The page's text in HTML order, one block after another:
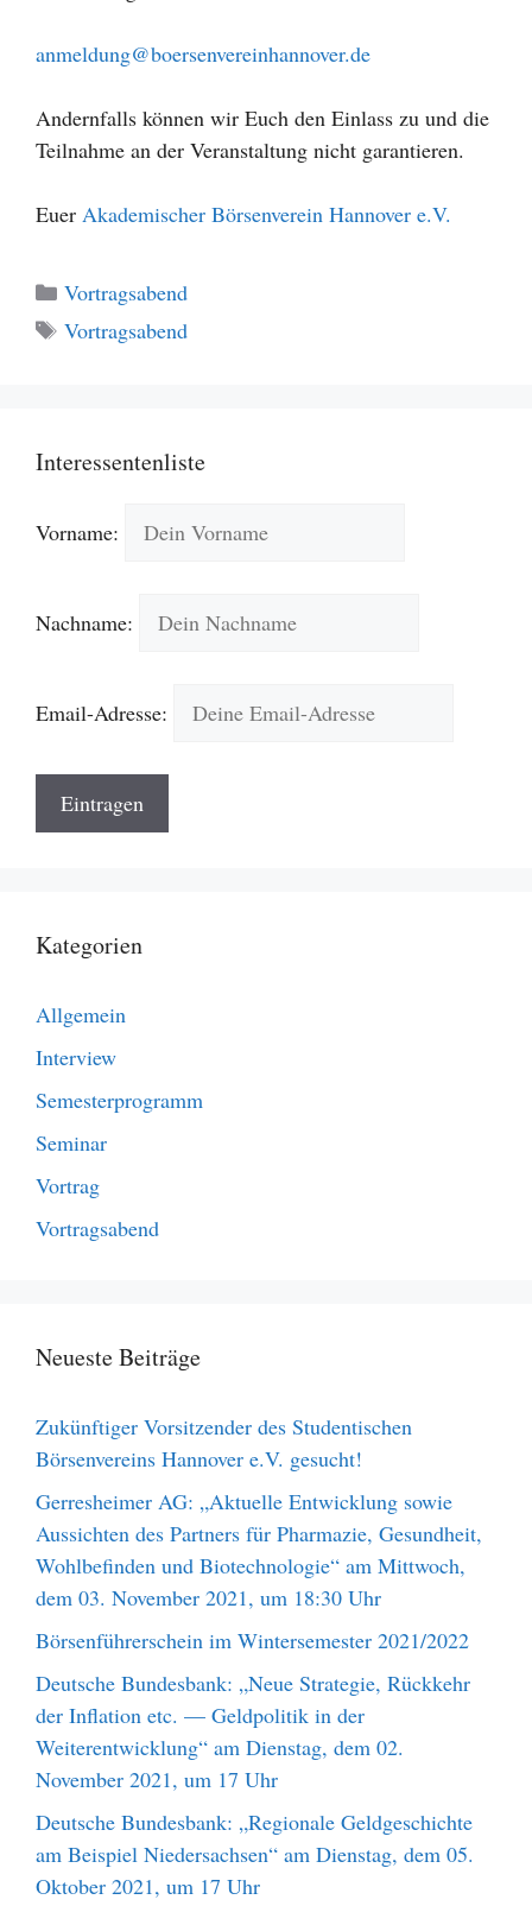
anmeldung@boersenvereinhannover.de
Andernfalls können wir Euch den Einlass zu und die
Teilnahme an der Veranstaltung nicht garantieren.
Euer Akademischer Börsenverein Hannover e.V.
Kategorien
Vortragsabend
Schlagwörter
Vortragsabend
Interessentenliste
Vorname:
Nachname:
Email-Adresse:
Kategorien
Allgemein
Interview
Semesterprogramm
Seminar
Vortrag
Vortragsabend
Neueste Beiträge
Zukünftiger Vorsitzender des Studentischen
Börsenvereins Hannover e.V. gesucht!
Gerresheimer AG: „Aktuelle Entwicklung sowie
Aussichten des Partners für Pharmazie, Gesundheit,
Wohlbefinden und Biotechnologie“ am Mittwoch,
dem 03. November 2021, um 18:30 Uhr
Börsenführerschein im Wintersemester 2021/2022
Deutsche Bundesbank: „Neue Strategie, Rückkehr
der Inflation etc. — Geldpolitik in der
Weiterentwicklung“ am Dienstag, dem 02.
November 2021, um 17 Uhr
Deutsche Bundesbank: „Regionale Geldgeschichte
am Beispiel Niedersachsen“ am Dienstag, dem 05.
Oktober 2021, um 17 Uhr